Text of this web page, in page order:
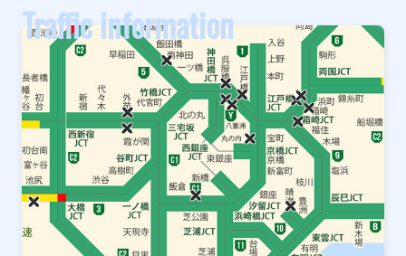
Traffic information